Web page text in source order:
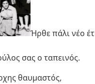
Ήρθε πάλι νέο
σας ο ταπεινός.
θαυμαστός,